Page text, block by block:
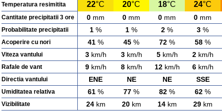
Temperatura resimitita 22°C 20°C 18°C 24°C
Cantitate precipitatii 3 ore 0 mm 0 mm 0 mm 0 mm
Probabilitate precipitatii 1 % 1 % 2 % 3 %
Acoperire cu nori 41 % 45 % 72 % 58 %
Viteza vantului 3km/h 3km/h 5km/h 2km/h
Rafale de vant 9km/h 8km/h 12km/h 6km/h
Directia vantului ENE NE NE SSE
Umiditatea relativa 61 % 77 % 82 % 62 %
Vizibilitate 24km 20km 14km 29km